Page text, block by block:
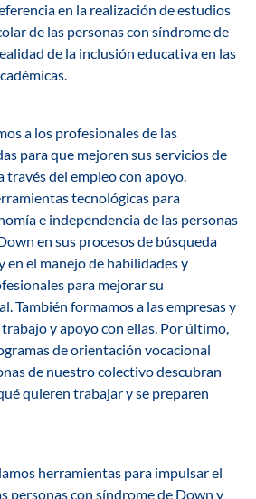
en la realización deestudios
de las personas con síndrome de
de la inclusión educativa en las
a los profesionales de las
para que mejoren sus servicios de
través del empleo con apoyo.
tecnológicas para
e independencia de las personas
en sus procesos de búsqueda
en el manejo de habilidades y
para mejorar su
También formamos a las empresas y
trabajo y apoyocon ellas. Por último,
de orientación vocacional
de nuestro colectivo descubran
quieren trabajar y se preparen
herramientas para impulsar el
personas con síndrome de Down y